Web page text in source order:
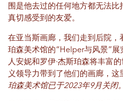
围是他去过的任何地方都无法
真切感受到的友爱。
在亚当斯画廊，我们走到后院，
珀森美术馆的“Helper与风景”展
人安妮和罗伊·杰斯珀森将丰富
义领导力带到了他们的画廊，这
珀森美术馆已于2023年9月关闭。